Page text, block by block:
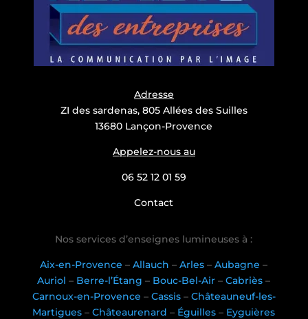
Adresse
ZI des sardenas, 805 Allées des Suilles
13680 Lançon-Provence
Appelez-nous au
06 52 12 01 59
Contact
Nos services d’enseignes lumineuses à :
Aix-en-Provence –Allauch –Arles –Aubagne –
Auriol – Berre-l’Étang – Bouc-Bel-Air –Cabriès –
Carnoux-en-Provence – Cassis– Châteauneuf-les-
Martigues –Châteaurenard – Éguilles – Eyguières